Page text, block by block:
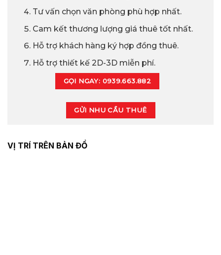
Tư vấn chọn văn phòng phù hợp nhất.
Cam kết thương lượng giá thuê tốt nhất.
Hỗ trợ khách hàng ký hợp đồng thuê.
Hỗ trợ thiết kế 2D-3D miễn phí.
GỌI NGAY: 0939.663.882
GỬI NHU CẦU THUÊ
VỊ TRÍ TRÊN BẢN ĐỒ